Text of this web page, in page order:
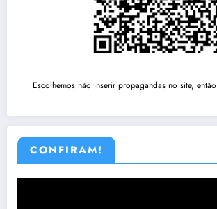
Escolhemos não inserir propagandas no site,
CONFIRAM!